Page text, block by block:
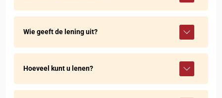
Wie geeft de lening uit?
Hoeveel kunt u lenen?